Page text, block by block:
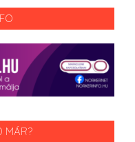
MÁR?